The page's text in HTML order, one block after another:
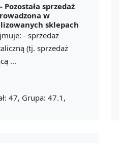
Pozostała sprzedaż
w
sklepach
- sprzedaż
(tj. sprzedaż
...
47, Grupa: 47.1,